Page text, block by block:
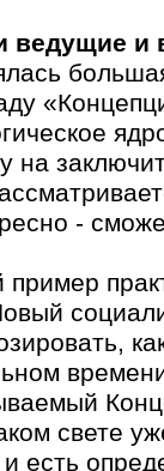
ведущие и
на
-
свете
есть